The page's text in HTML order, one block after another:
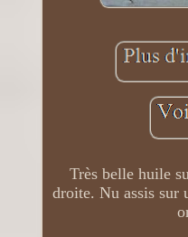
Très belle huile
droite. Nu assis